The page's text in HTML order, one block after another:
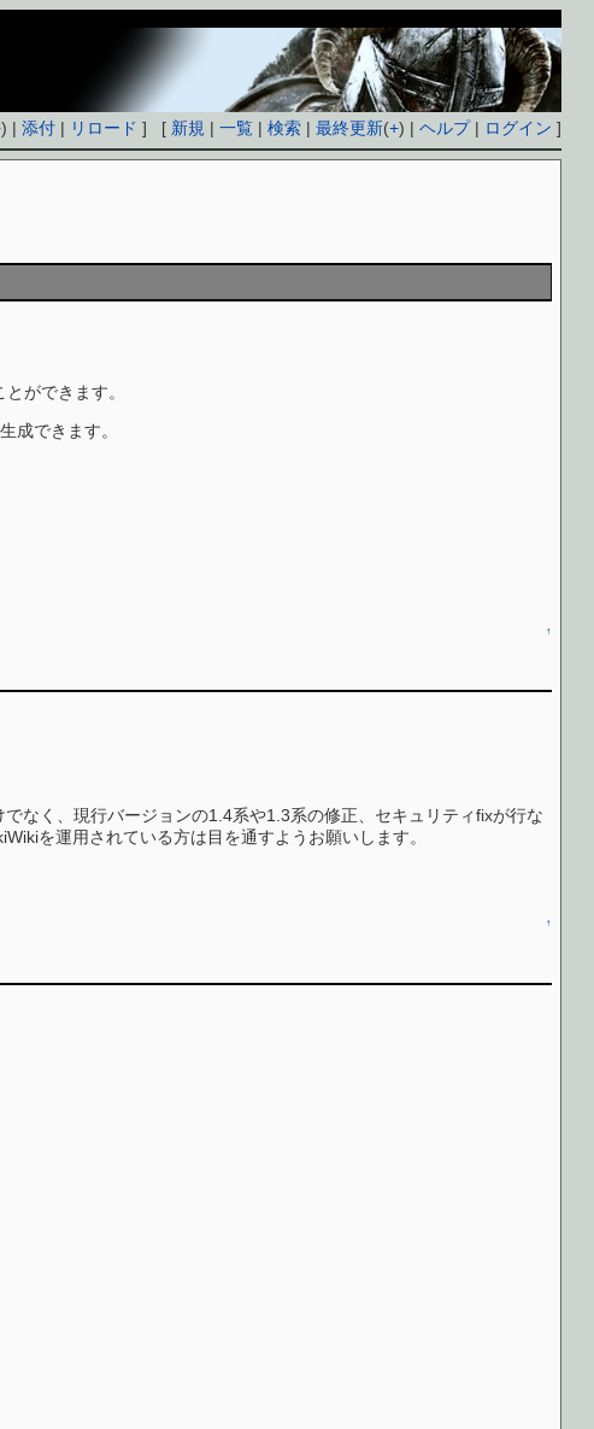
) |添付 | リロード ] [ 新規 |一覧 |検索 |最終更新(+) |ヘルプ| ログイン ]
ができます。
成できます。
↑
なく、現行バージョンの1.4系や1.3系の修正、セキュリティfixが行な
を運用されている方は目を通すようお願いします。
↑